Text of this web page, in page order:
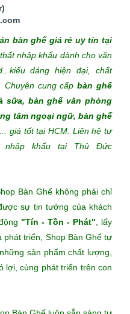
bàn ghế giá rẻ uy tín tại
nhập khẩu dành cho văn
dáng hiện đại, chất
Chuyên cung cấpbàn ghế
sữa, bàn ghế văn phòng
tâm ngoại ngữ, bàn ghế
.... giá tốt tại HCM. Liên hệ tư
khẩu tại Thủ Đức
Bàn Ghế không phải chỉ
sự tin tưởng của khách
"Tín - Tồn - Phát" , lấy
triển, Shop Bàn Ghế tự
sản phẩm chất lượng,
lợi, cùng phát triển trên con